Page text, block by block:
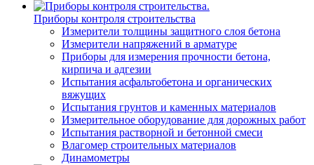
Приборы контроля строительства
Измерители толщины защитного слоя бетона
Измерители напряжений в арматуре
Приборы для измерения прочности бетона,
кирпича и адгезии
Испытания асфальтобетона и органических
вяжущих
Испытания грунтов и каменных материалов
Измерительное оборудование для дорожных работ
Испытания растворной и бетонной смеси
Влагомер строительных материалов
Динамометры